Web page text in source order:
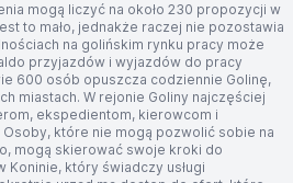
mogą liczyć na około 230 propozycji w
to mało, jednakże raczej nie pozostawia
na golińskim rynku pracy może
przyjazdów i wyjazdów do pracy
600 osób opuszcza codziennie Golinę,
miastach. W rejonie Goliny najczęściej
ekspedientom, kierowcom i
które nie mogą pozwolić sobie na
mogą skierować swoje kroki do
Koninie, który świadczy usługi